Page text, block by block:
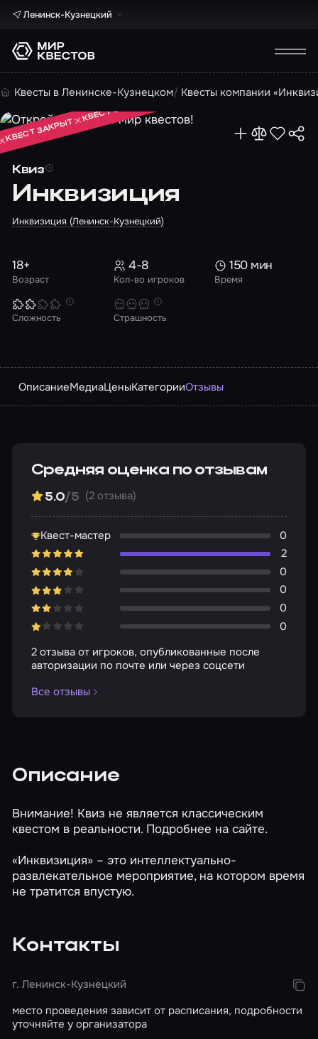
Ленинск-Кузнецкий
Квесты в Ленинске-Кузнецком Квесты компании
Квиз
Инквизиция
Инквизиция (Ленинск-Кузнецкий)
КВЕСТ ЗАКРЫТ
КВЕСТ ЗАКРЫТ
КВЕСТ ЗАКРЫТ
Возраст
18+
Кол-во игроков
4-8
Время
150 мин
Сложность Страшность
ОписаниеМедиаЦеныКатегорииОтзывы
Средняя оценка по отзывам
5.0/5 (2 отзыва)
Квест-мастер
0
2
0
0
0
0
2 отзыва от игроков, опубликованные после
авторизации по почте или через соцсети
Все отзывы
Описание
Внимание! Квиз не является классическим
квестом в реальности. Подробнее на сайте.
«Инквизиция» – это интеллектуально-
развлекательное мероприятие, на котором время
не тратится впустую.
Контакты
г. Ленинск-Кузнецкий
место проведения зависит от расписания, подробности
уточняйте у организатора